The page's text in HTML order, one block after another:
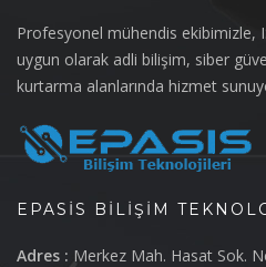
Profesyonel mühendis ekibimizle,
uygun olarak adli bilişim, siber
kurtarma alanlarında hizmet
EPASIS BILIŞIM
Adres : Merkez Mah. Hasat Sok.